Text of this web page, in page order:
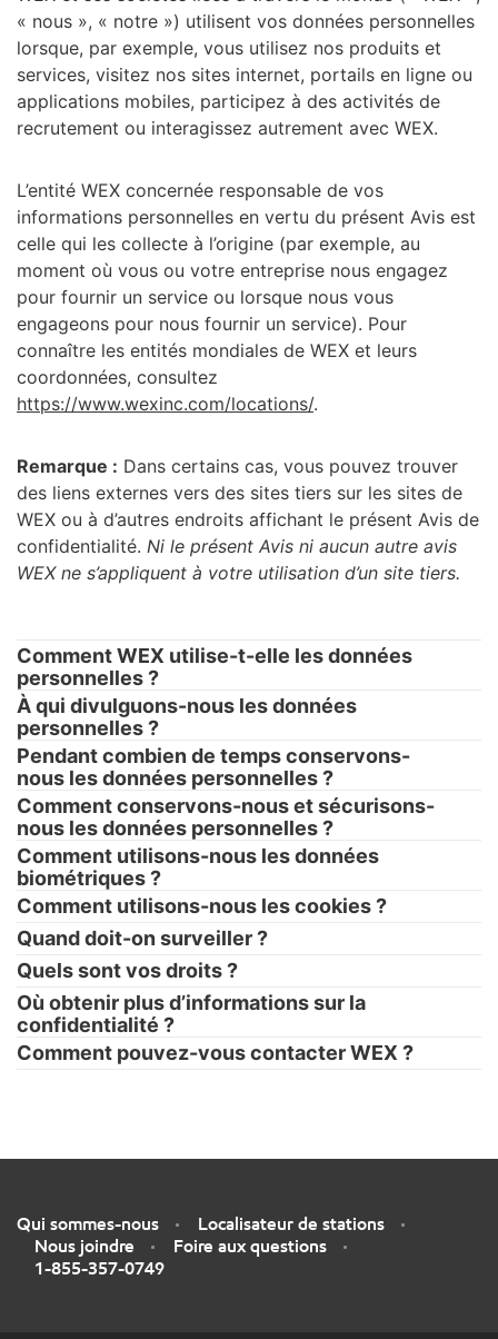
« nous », « notre ») utilisent vos données personnelles
lorsque, par exemple, vous utilisez nos produits et
services, visitez nos sites internet, portails en ligne ou
applications mobiles, participez à des activités de
recrutement ou interagissez autrement avec WEX.
L’entité WEX concernée responsable de vos
informations personnelles en vertu du présent Avis est
celle qui les collecte à l’origine (par exemple, au
moment où vous ou votre entreprise nous engagez
pour fournir un service ou lorsque nous vous
engageons pour nous fournir un service). Pour
connaître les entités mondiales de WEX et leurs
coordonnées, consultez
https://www.wexinc.com/locations/.
Remarque : Dans certains cas, vous pouvez trouver
des liens externes vers des sites tiers sur les sites de
WEX ou à d’autres endroits affichant le présent Avis de
confidentialité. Ni le présent Avis ni aucun autre avis
WEX ne s’appliquent à votre utilisation d’un site tiers.
Comment WEX utilise-t-elle les données
personnelles ?
À qui divulguons-nous les données
personnelles ?
Pendant combien de temps conservons-
nous les données personnelles ?
Comment conservons-nous et sécurisons-
nous les données personnelles ?
Comment utilisons-nous les données
biométriques ?
Comment utilisons-nous les cookies ?
Quand doit-on surveiller ?
Quels sont vos droits ?
Où obtenir plus d’informations sur la
confidentialité ?
Comment pouvez-vous contacter WEX ?
Qui sommes-nous
Localisateur de stations
Nous joindre
Foire aux questions
1-855-357-0749